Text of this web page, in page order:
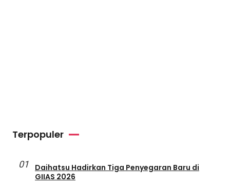
Terpopuler
01
Daihatsu Hadirkan Tiga Penyegaran Baru di
GIIAS 2026